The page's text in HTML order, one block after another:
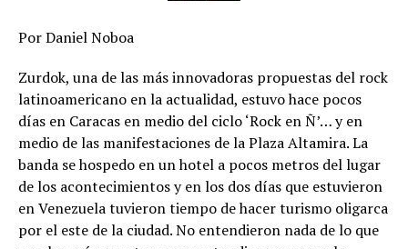
Por Daniel Noboa
Zurdok, una de las más innovadoras propuestas del rock
latinoamericano en la actualidad, estuvo hace pocos
días en Caracas en medio del ciclo ‘Rock en Ñ’… y en
medio de las manifestaciones de la Plaza Altamira. La
banda se hospedo en un hotel a pocos metros del lugar
de los acontecimientos y en los dos días que estuvieron
en Venezuela tuvieron tiempo de hacer turismo oligarca
por el este de la ciudad. No entendieron nada de lo que